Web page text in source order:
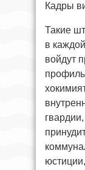
Кадры
Такие
в
войдут